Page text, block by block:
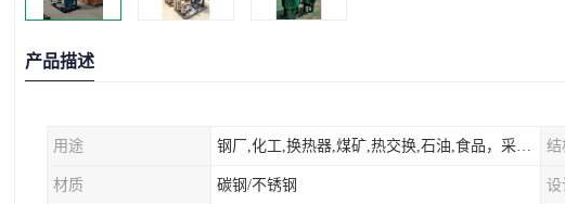
产品描述
用途 钢厂,化工,换热器,煤矿,热交换,石油,食品，采暖.供热.空调。 结
材质 碳钢/不锈钢 设